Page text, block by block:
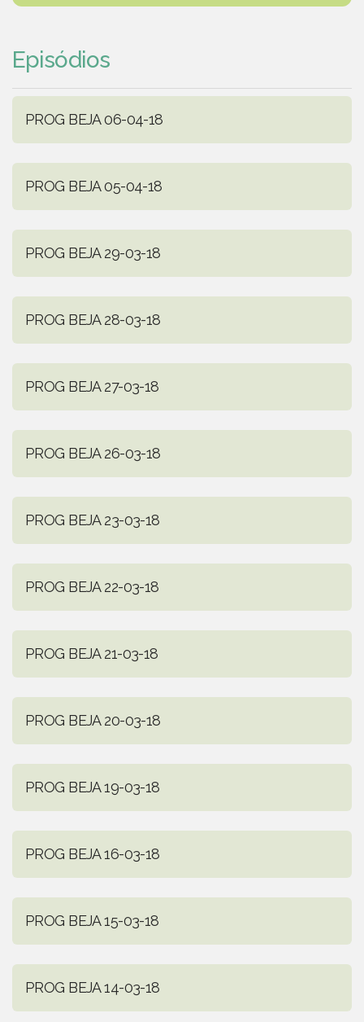
Episódios
PROG BEJA 06-04-18
PROG BEJA 05-04-18
PROG BEJA 29-03-18
PROG BEJA 28-03-18
PROG BEJA 27-03-18
PROG BEJA 26-03-18
PROG BEJA 23-03-18
PROG BEJA 22-03-18
PROG BEJA 21-03-18
PROG BEJA 20-03-18
PROG BEJA 19-03-18
PROG BEJA 16-03-18
PROG BEJA 15-03-18
PROG BEJA 14-03-18